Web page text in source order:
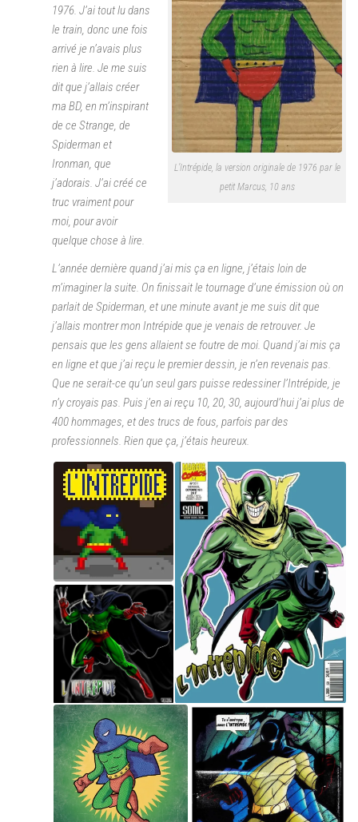
L’Intrépide, la version originale de 1976 par le
petit Marcus, 10 ans
1976. J’ai tout lu dans
le train, donc une fois
arrivé je n’avais plus
rien à lire. Je me suis
dit que j’allais créer
ma BD, en m’inspirant
de ce Strange, de
Spiderman et
Ironman, que
j’adorais. J’ai créé ce
truc vraiment pour
moi, pour avoir
quelque chose à lire.
L’année dernière quand j’ai mis ça en ligne, j’étais loin de
m’imaginer la suite. On finissait le tournage d’une émission où on
parlait de Spiderman, et une minute avant je me suis dit que
j’allais montrer mon Intrépide que je venais de retrouver. Je
pensais que les gens allaient se foutre de moi. Quand j’ai mis ça
en ligne et que j’ai reçu le premier dessin, je n’en revenais pas.
Que ne serait-ce qu’un seul gars puisse redessiner l’Intrépide, je
n’y croyais pas. Puis j’en ai reçu 10, 20, 30, aujourd’hui j’ai plus de
400 hommages, et des trucs de fous, parfois par des
professionnels. Rien que ça, j’étais heureux.